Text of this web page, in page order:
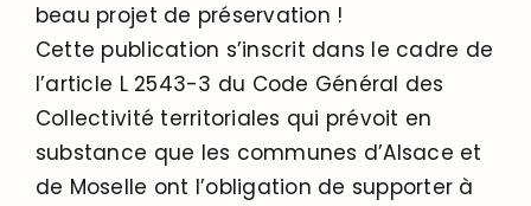
beau projet de préservation !
Cette publication s’inscrit dans le cadre de
l’article L 2543-3 du Code Général des
Collectivité territoriales qui prévoit en
substance que les communes d’Alsace et
de Moselle ont l’obligation de supporter à